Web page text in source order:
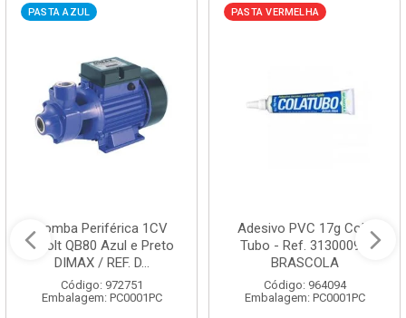
PASTA AZUL
Bomba Periférica 1CV
Bivolt QB80 Azul e Preto
DIMAX / REF. D...
Código: 972751
Embalagem: PC0001PC
PASTA VERMELHA
Adesivo PVC 17g Cola
Tubo - Ref. 3130009 -
BRASCOLA
Código: 964094
Embalagem: PC0001PC